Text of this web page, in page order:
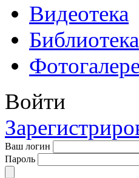
Видеотека
Библиотека
Войти
Ваш логин
Пароль